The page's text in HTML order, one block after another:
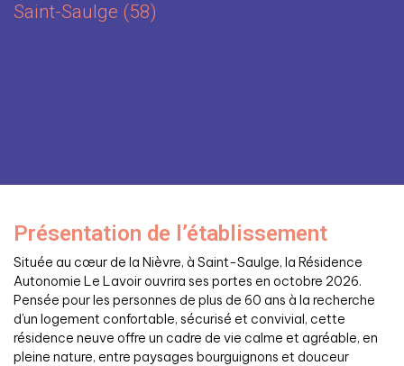
Saint-Saulge (58)
Présentation de l’établissement
Située au cœur de la Nièvre, à Saint-Saulge, la Résidence
Autonomie Le Lavoir ouvrira ses portes en octobre 2026.
Pensée pour les personnes de plus de 60 ans à la recherche
d’un logement confortable, sécurisé et convivial, cette
résidence neuve offre un cadre de vie calme et agréable, en
pleine nature, entre paysages bourguignons et douceur